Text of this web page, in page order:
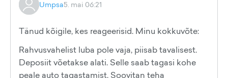
Umpsa5. mai 06:21
Tänud kõigile, kes reageerisid. Minu kokkuvõte:
Rahvusvahelist luba pole vaja, piisab tavalisest.
Deposiit võetakse alati. Selle saab tagasi kohe
peale auto tagastamist. Soovitan teha